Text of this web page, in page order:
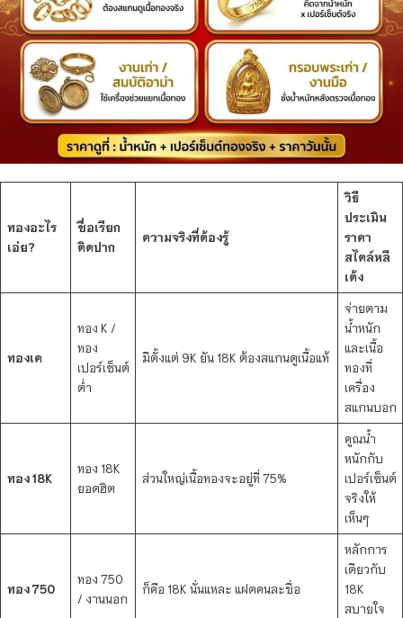
ทองอะไร
เอ่ย?
ชื่อเรียก
ติดปาก
ความจริงที่ต้องรู้
วิธี
ประเมิน
ราคา
สไตล์หลี
เต้ง
ทองเค
ทอง K /
ทอง
เปอร์เซ็นต์
ต่ำ
มีตั้งแต่ 9K ยัน 18K ต้องสแกนดูเนื้อแท้
จ่ายตาม
น้ำหนัก
และเนื้อ
ทองที่
เครื่อง
สแกนบอก
ทอง 18K
ทอง 18K
ยอดฮิต
ส่วนใหญ่เนื้อทองจะอยู่ที่ 75%
คูณน้ำ
หนักกับ
เปอร์เซ็นต์
จริงให้
เห็นๆ
ทอง 750
ทอง 750
/ งานนอก
ก็คือ 18K นั่นแหละ แฝดคนละชื่อ
หลักการ
เดียวกับ
18K
สบายใจ